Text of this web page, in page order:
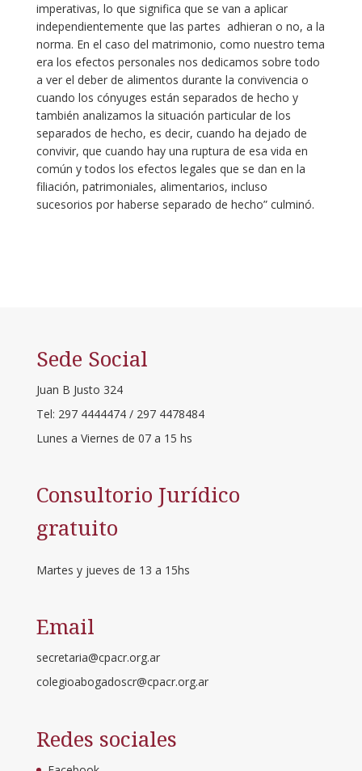
imperativas, lo que significa que se van a aplicar
independientemente que las partes adhieran o no, a la
norma. En el caso del matrimonio, como nuestro tema
era los efectos personales nos dedicamos sobre todo
a ver el deber de alimentos durante la convivencia o
cuando los cónyuges están separados de hecho y
también analizamos la situación particular de los
separados de hecho, es decir, cuando ha dejado de
convivir, que cuando hay una ruptura de esa vida en
común y todos los efectos legales que se dan en la
filiación, patrimoniales, alimentarios, incluso
sucesorios por haberse separado de hecho” culminó.
Sede Social
Juan B Justo 324
Tel: 297 4444474 / 297 4478484
Lunes a Viernes de 07 a 15 hs
Consultorio Jurídico
gratuito
Martes y jueves de 13 a 15hs
Email
secretaria@cpacr.org.ar
colegioabogadoscr@cpacr.org.ar
Redes sociales